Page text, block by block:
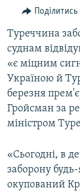
Перейти
пошуку
ПОГЛЯД
ІНТЕРВ'Ю
ВСЕ ЗА ДЕНЬ
СПЕЦПРОЕКТИ
ДЕПОРТАЦІЯ
ВІДЕОУРОКИ
УКРАЇНСЬКА
ІНФОГРАФІКА
ЯК ОБІЙТИ
Русский
Qırımtatar
ДОЛУЧАЙСЯ!
Поділитись
Туреччина
суднам
«є міцним
Україною й
березня
Гройсман за
міністром
«Сьогодні, в
заборону
окупований